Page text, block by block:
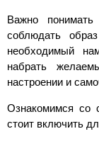
Важно понимать
соблюдать
необходимый
набрать
настроении и
Ознакомимся со
стоит включить